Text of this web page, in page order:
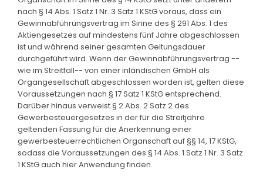
nach § 14 Abs. 1 Satz 1 Nr. 3 Satz 1 KStG voraus, dass ein
Gewinnabführungsvertrag im Sinne des § 291 Abs. 1 des
Aktiengesetzes auf mindestens fünf Jahre abgeschlossen
ist und während seiner gesamten Geltungsdauer
durchgeführt wird. Wenn der Gewinnabführungsvertrag --
wie im Streitfall-- von einer inländischen GmbH als
Organgesellschaft abgeschlossen worden ist, gelten diese
Voraussetzungen nach § 17 Satz 1 KStG entsprechend.
Darüber hinaus verweist § 2 Abs. 2 Satz 2 des
Gewerbesteuergesetzes in der für die Streitjahre
geltenden Fassung für die Anerkennung einer
gewerbesteuerrechtlichen Organschaft auf §§ 14, 17 KStG,
sodass die Voraussetzungen des § 14 Abs. 1 Satz 1 Nr. 3 Satz
1 KStG auch hier Anwendung finden.